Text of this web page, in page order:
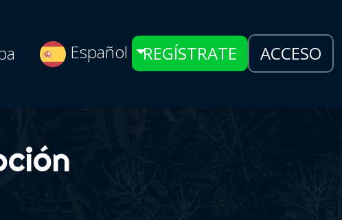
Español REGÍSTRATE ACCESO